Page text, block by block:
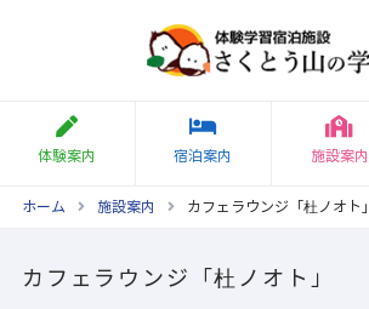
体験案内 宿泊案内 施設案内
ホーム 施設案内 カフェラウンジ「杜ノオト」
カフェラウンジ「杜ノオト」